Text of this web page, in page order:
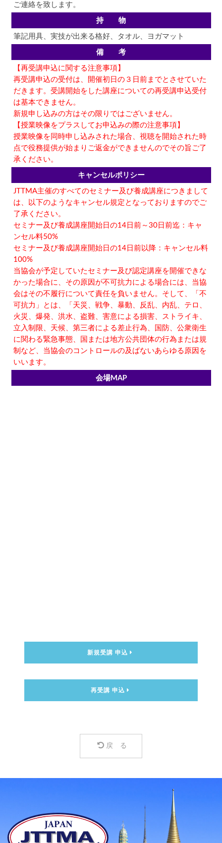
ご連絡を致します。
持 物
筆記用具、実技が出来る格好、タオル、ヨガマット
備 考
【再受講申込に関する注意事項】
再受講申込の受付は、開催初日の３日前までとさせていた
だきます。受講開始をした講座についての再受講申込受付
は基本できません。
新規申し込みの方はその限りではございません。
【授業映像をプラスしてお申込みの際の注意事項】
授業映像を同時申し込みされた場合、視聴を開始された時
点で役務提供が始まりご返金ができませんのでその旨ご了
承ください。
キャンセルポリシー
JTTMA主催のすべてのセミナー及び養成講座につきまして
は、以下のようなキャンセル規定となっておりますのでご
了承ください。
セミナー及び養成講座開始日の14日前～30日前迄：キャ
ンセル料50%
セミナー及び養成講座開始日の14日前以降：キャンセル料
100%
当協会が予定していたセミナー及び認定講座を開催できな
かった場合に、その原因が不可抗力による場合には、当協
会はその不履行について責任を負いません。そして、「不
可抗力」とは、「天災、戦争、暴動、反乱、内乱、テロ、
火災、爆発、洪水、盗難、害意による損害、ストライキ、
立入制限、天候、第三者による差止行為、国防、公衆衛生
に関わる緊急事態、国または地方公共団体の行為または規
制など、当協会のコントロールの及ばないあらゆる原因を
いいます。
会場MAP
新規受講 申込
再受講 申込
戻 る